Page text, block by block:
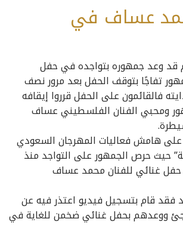
عساف في
قد وعد جمهوره بتواجده في حفل
تفاجًا بتوقف الحفل بعد مرور نصف
فالقائمون على الحفل قرروا إيقافه
ومحبي الفنان الفلسطيني عساف
على هامش فعاليات المهرجان السعودي
حيث حرص الجمهور على التواجد منذ
غنائي للفنان محمد عساف
فقد قام بتسجيل فيديو اعتذر فيه عن
ووعدهم بحفل غنائي ضخمن للغاية في